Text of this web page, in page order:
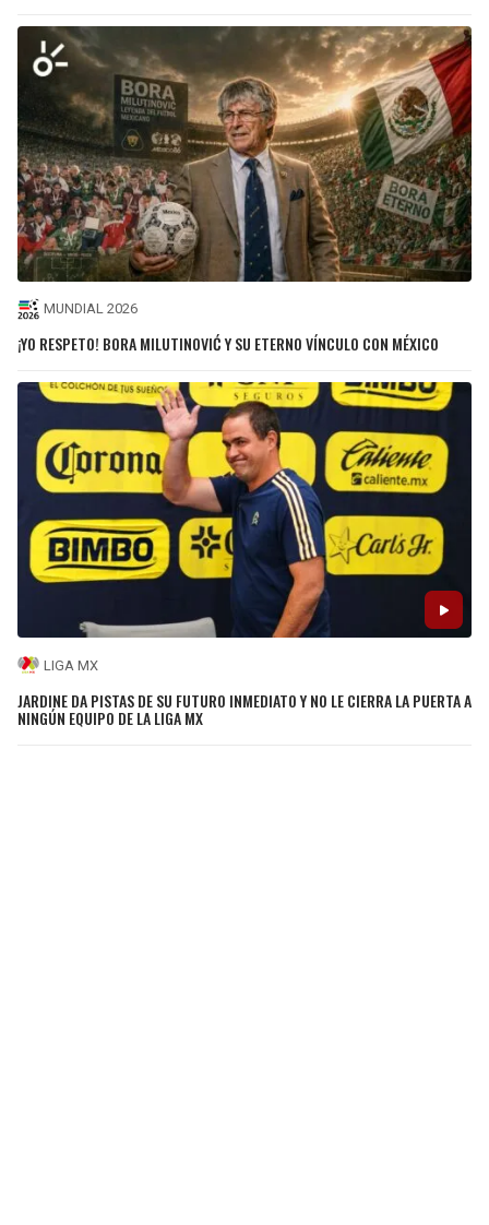
MUNDIAL 2026
¡YO RESPETO! BORA MILUTINOVIĆ Y SU ETERNO VÍNCULO CON MÉXICO
LIGA MX
JARDINE DA PISTAS DE SU FUTURO INMEDIATO Y NO LE CIERRA LA PUERTA A
NINGÚN EQUIPO DE LA LIGA MX